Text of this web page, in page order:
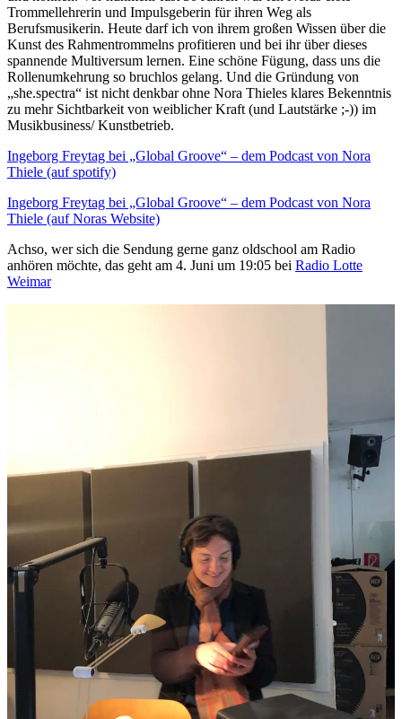
Trommellehrerin und Impulsgeberin für ihren Weg als
Berufsmusikerin. Heute darf ich von ihrem großen Wissen über die
Kunst des Rahmentrommelns profitieren und bei ihr über dieses
spannende Multiversum lernen. Eine schöne Fügung, dass uns die
Rollenumkehrung so bruchlos gelang. Und die Gründung von
„she.spectra“ ist nicht denkbar ohne Nora Thieles klares Bekenntnis
zu mehr Sichtbarkeit von weiblicher Kraft (und Lautstärke ;-)) im
Musikbusiness/ Kunstbetrieb.
Ingeborg Freytag bei „Global Groove“ – dem Podcast von Nora
Thiele (auf spotify)
Ingeborg Freytag bei „Global Groove“ – dem Podcast von Nora
Thiele (auf Noras Website)
Achso, wer sich die Sendung gerne ganz oldschool am Radio
anhören möchte, das geht am 4. Juni um 19:05 bei Radio Lotte
Weimar